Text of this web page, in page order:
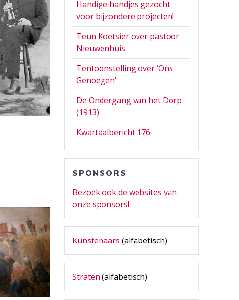
Handige handjes gezocht
voor bijzondere projecten!
Teun Koetsier over pastoor
Nieuwenhuis
Tentoonstelling over ‘Ons
Genoegen’
De Ondergang van het Dorp
(1913)
Kwartaalbericht 176
SPONSORS
Bezoek ook de websites van
onze sponsors!
Kunstenaars (alfabetisch)
Straten (alfabetisch)